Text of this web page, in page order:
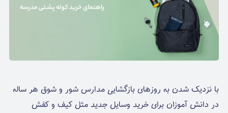
با نزدیک شدن به روزهای بازگشایی مدارس شور و شوق هر ساله
در دانش آموزان برای خرید وسایل جدید مثل کیف و کفش